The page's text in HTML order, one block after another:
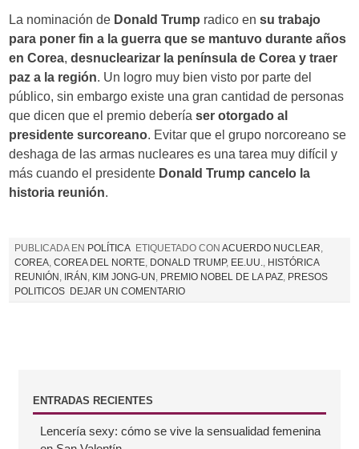
La nominación de Donald Trump radico ensu trabajo
para poner fin a la guerra que se mantuvo durante años
en Corea,desnuclearizar la península de Corea y traer
paz a la región. Un logro muy bien visto por parte del
público, sin embargo existe una gran cantidad de personas
que dicen que el premio deberíaser otorgado al
presidente surcoreano. Evitar que el grupo norcoreano se
deshaga de las armas nucleares es una tarea muy difícil y
más cuando el presidente Donald Trump cancelo la
historia reunión.
PUBLICADA EN POLÍTICA ETIQUETADO CONACUERDO NUCLEAR,
COREA,COREA DEL NORTE, DONALD TRUMP, EE.UU., HISTÓRICA
REUNIÓN , IRÁN , KIM JONG-UN , PREMIO NOBEL DE LA PAZ, PRESOS
POLITICOS DEJAR UN COMENTARIO
BENTRADAS RECIENTES
Lencería sexy: cómo se vive la sensualidad femenina